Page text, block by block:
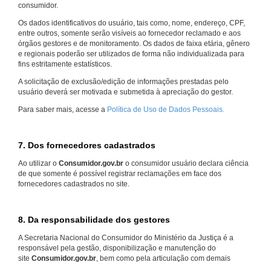
consumidor.
Os dados identificativos do usuário, tais como, nome, endereço, CPF,
entre outros, somente serão visíveis ao fornecedor reclamado e aos
órgãos gestores e de monitoramento. Os dados de faixa etária, gênero
e regionais poderão ser utilizados de forma não individualizada para
fins estritamente estatísticos.
A solicitação de exclusão/edição de informações prestadas pelo
usuário deverá ser motivada e submetida à apreciação do gestor.
Para saber mais, acesse a Política de Uso de Dados Pessoais.
7. Dos fornecedores cadastrados
Ao utilizar o Consumidor.gov.br o consumidor usuário declara ciência
de que somente é possível registrar reclamações em face dos
fornecedores cadastrados no site.
8. Da responsabilidade dos gestores
A Secretaria Nacional do Consumidor do Ministério da Justiça é a
responsável pela gestão, disponibilização e manutenção do
site Consumidor.gov.br, bem como pela articulação com demais